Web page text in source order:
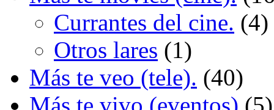
Currantes del cine. (4)
Otros lares (1)
Más te veo (tele). (40)
Más te vivo (eventos) (5)